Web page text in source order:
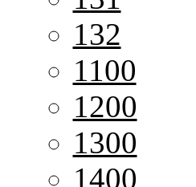
132
1100
1200
1300
1400